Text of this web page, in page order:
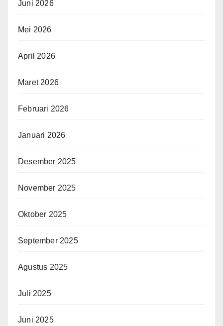
Juni 2026
Mei 2026
April 2026
Maret 2026
Februari 2026
Januari 2026
Desember 2025
November 2025
Oktober 2025
September 2025
Agustus 2025
Juli 2025
Juni 2025